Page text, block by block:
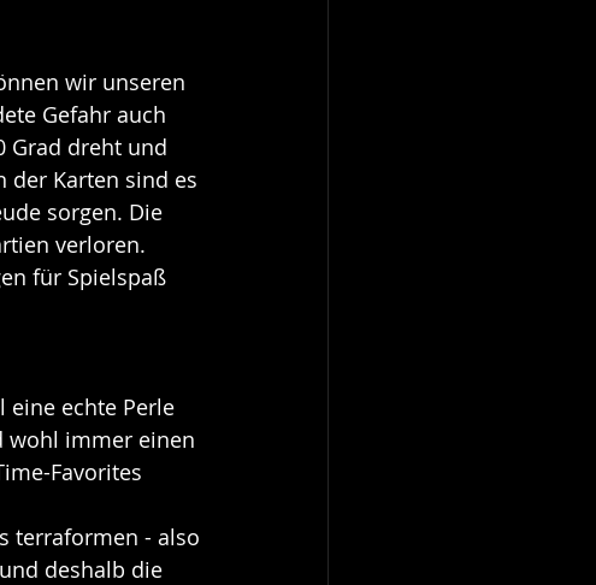
wir unseren
Gefahr auch
Grad dreht und
der Karten sind es
sorgen. Die
verloren.
für Spielspaß
eine echte Perle
wohl immer einen
Favorites
terraformen - also
deshalb die